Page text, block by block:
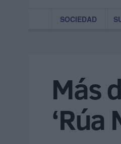
SOCIEDAD
Más
‘Rúa